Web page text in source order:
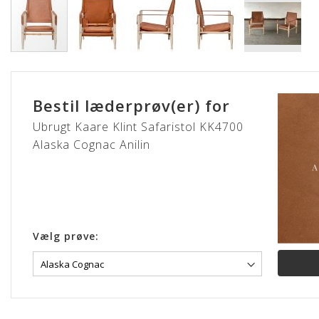
til
Bestil læderprøv(er) for
Ubrugt Kaare Klint Safaristol KK4700
Alaska Cognac Anilin
Vælg prøve: